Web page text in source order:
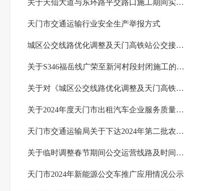
关于天仙大道与东环路平交路口施工期间实施交通管制的通告
天门市交通运输行业安全生产举报方式
城区公交线路优化调整及天门高铁站公交接驳运输工作方案
关于S346福岳线广荣至新河村段封闭施工的公告
关于对《城区公交线路优化调整及天门高铁站公交接驳运输方案》公开征求意见的公告
关于2024年度天门市出租汽车企业服务质量信誉考核情况的通报
天门市交通运输局关于下达2024年第二批农村公路建设计划的通知
关于临时调整春节期间公交运营线路及时间的通告
天门市2024年新能源公交车推广应用情况公示